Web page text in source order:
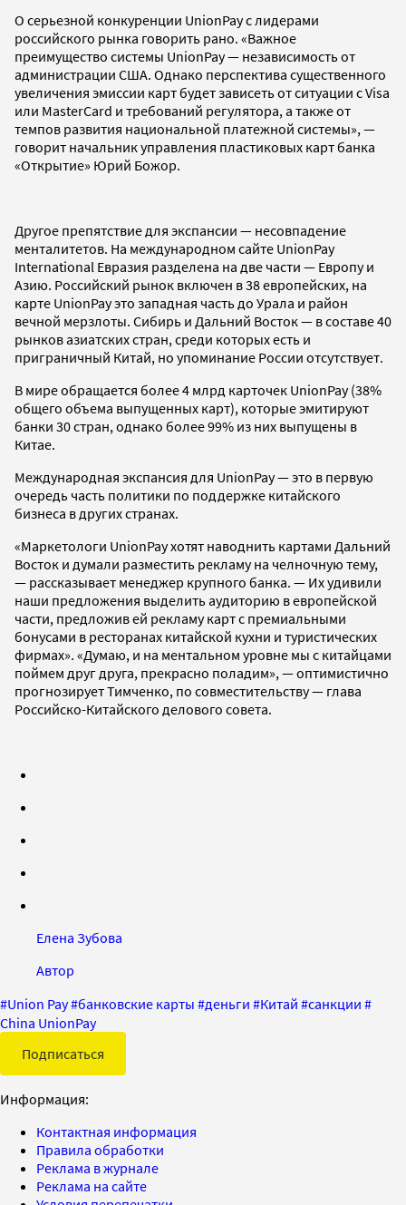
О серьезной конкуренции UnionPay с лидерами
российского рынка говорить рано. «Важное
преимущество системы UnionPay — независимость от
администрации США. Однако перспектива существенного
увеличения эмиссии карт будет зависеть от ситуации с Visa
или MasterCard и требований регулятора, а также от
темпов развития национальной платежной системы», —
говорит начальник управления пластиковых карт банка
«Открытие» Юрий Божор.
Другое препятствие для экспансии — несовпадение
менталитетов. На международном сайте UnionPay
International Евразия разделена на две части — Европу и
Азию. Российский рынок включен в 38 европейских, на
карте UnionPay это западная часть до Урала и район
вечной мерзлоты. Сибирь и Дальний Восток — в составе 40
рынков азиатских стран, среди которых есть и
приграничный Китай, но упоминание России отсутствует.
В мире обращается более 4 млрд карточек UnionPay (38%
общего объема выпущенных карт), которые эмитируют
банки 30 стран, однако более 99% из них выпущены в
Китае.
Международная экспансия для UnionPay — это в первую
очередь часть политики по поддержке китайского
бизнеса в других странах.
«Маркетологи UnionPay хотят наводнить картами Дальний
Восток и думали разместить рекламу на челночную тему,
— рассказывает менеджер крупного банка. — Их удивили
наши предложения выделить аудиторию в европейской
части, предложив ей рекламу карт с премиальными
бонусами в ресторанах китайской кухни и туристических
фирмах». «Думаю, и на ментальном уровне мы с китайцами
поймем друг друга, прекрасно поладим», — оптимистично
прогнозирует Тимченко, по совместительству — глава
Российско-Китайского делового совета.
Елена Зубова
Автор
#Union Pay#банковские карты #деньги #Китай #санкции #
China UnionPay
Подписаться
Информация:
Контактная информация
Правила обработки
Реклама в журнале
Реклама на сайте